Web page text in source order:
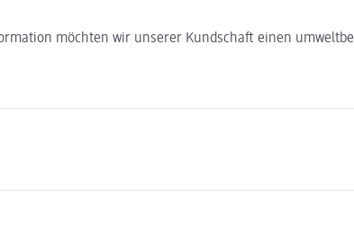
möchten wir unserer Kundschaft einen